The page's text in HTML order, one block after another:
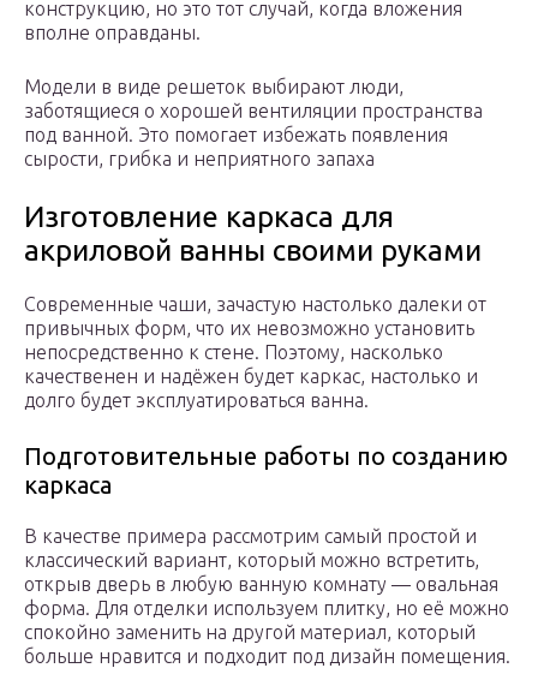
конструкцию, но это тот случай, когда вложения
вполне оправданы.
Модели в виде решеток выбирают люди,
заботящиеся о хорошей вентиляции пространства
под ванной. Это помогает избежать появления
сырости, грибка и неприятного запаха
Изготовление каркаса для
акриловой ванны своими руками
Современные чаши, зачастую настолько далеки от
привычных форм, что их невозможно установить
непосредственно к стене. Поэтому, насколько
качественен и надёжен будет каркас, настолько и
долго будет эксплуатироваться ванна.
Подготовительные работы по созданию
каркаса
В качестве примера рассмотрим самый простой и
классический вариант, который можно встретить,
открыв дверь в любую ванную комнату — овальная
форма. Для отделки используем плитку, но её можно
спокойно заменить на другой материал, который
больше нравится и подходит под дизайн помещения.